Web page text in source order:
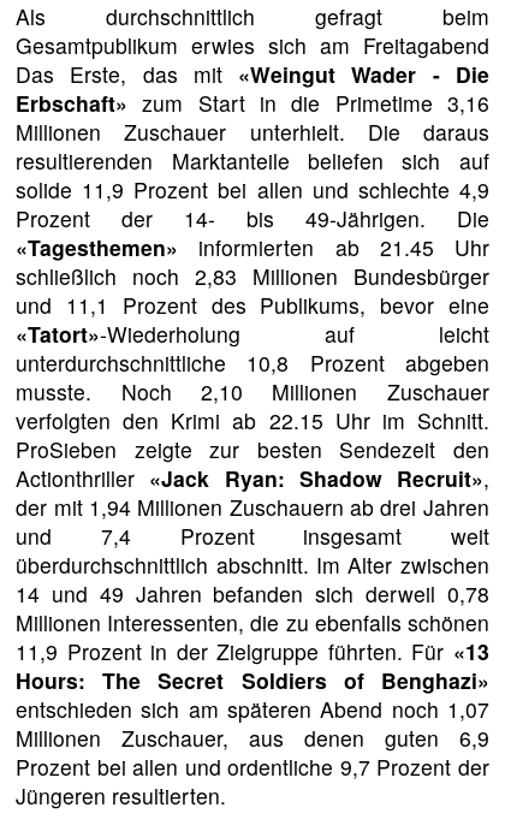
Als durchschnittlich gefragt beim
Gesamtpublikum erwies sich am Freitagabend
Das Erste, das mit «Weingut Wader - Die
Erbschaft» zum Start in die Primetime 3,16
Millionen Zuschauer unterhielt. Die daraus
resultierenden Marktanteile beliefen sich auf
solide 11,9 Prozent bei allen und schlechte 4,9
Prozent der 14- bis 49-Jährigen. Die
«Tagesthemen» informierten ab 21.45 Uhr
schließlich noch 2,83 Millionen Bundesbürger
und 11,1 Prozent des Publikums, bevor eine
«Tatort»-Wiederholung auf leicht
unterdurchschnittliche 10,8 Prozent abgeben
musste. Noch 2,10 Millionen Zuschauer
verfolgten den Krimi ab 22.15 Uhr im Schnitt.
ProSieben zeigte zur besten Sendezeit den
Actionthriller «Jack Ryan: Shadow Recruit»,
der mit 1,94 Millionen Zuschauern ab drei Jahren
und 7,4 Prozent insgesamt weit
überdurchschnittlich abschnitt. Im Alter zwischen
14 und 49 Jahren befanden sich derweil 0,78
Millionen Interessenten, die zu ebenfalls schönen
11,9 Prozent in der Zielgruppe führten. Für «13
Hours: The Secret Soldiers of Benghazi»
entschieden sich am späteren Abend noch 1,07
Millionen Zuschauer, aus denen guten 6,9
Prozent bei allen und ordentliche 9,7 Prozent der
Jüngeren resultierten.